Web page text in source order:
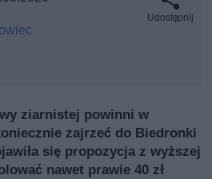
Udostępnij
ziarnistej powinni w
zajrzeć do Biedronki
się propozycja z wyższej
nawet prawie 40 zł